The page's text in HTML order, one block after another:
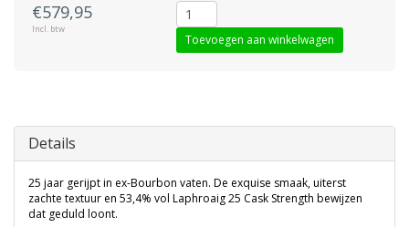
€579,95
Incl. btw
Toevoegen aan winkelwagen
Details
25 jaar gerijpt in ex-Bourbon vaten. De exquise smaak, uiterst
zachte textuur en 53,4% vol Laphroaig 25 Cask Strength bewijzen
dat geduld loont.